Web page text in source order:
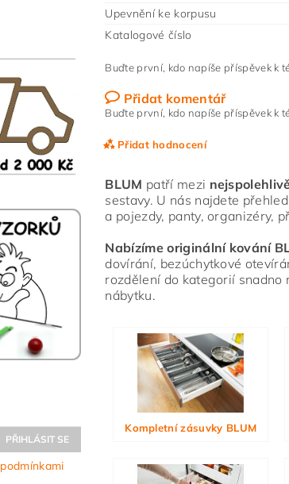
podmínkami
Upevnění ke korpusu
Katalogové číslo
Buďte první, kdo napíše příspěvek k
Přidat komentář
Buďte první, kdo napíše příspěvek k
Přidat hodnocení
Vložením hodnocení souhlasíte s
BLUM patří mezi
sestavy. U nás najdete
a pojezdy, panty, organizéry,
Nabízíme originální kování
dovírání, bezúchytkové
rozdělení do kategorií snadno
nábytku.
Kompletní zásuvky BLUM